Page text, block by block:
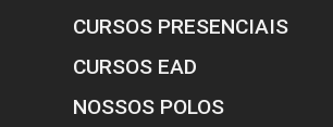
Orientações
CURSOS PRESENCIAIS
CURSOS EAD
NOSSOS POLOS